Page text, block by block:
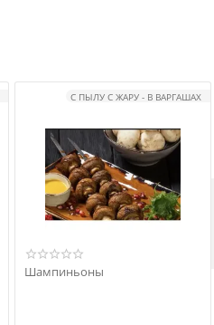
С ПЫЛУ С ЖАРУ - В ВАРГАШАХ
Шампиньоны